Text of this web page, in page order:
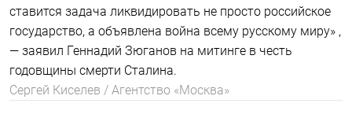
ставится задача ликвидировать не просто российское
государство, а объявлена война всему русскому миру» ,
— заявил Геннадий Зюганов на митинге в честь
годовщины смерти Сталина.
Сергей Киселев / Агентство «Москва»